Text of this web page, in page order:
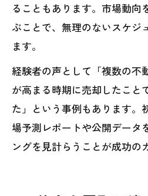
ることもあります。市場動向
ぶことで、無理のないスケジ
ます。
経験者の声として「複数の不
が高まる時期に売却したこと
た」という事例もあります。
場予測レポートや公開データ
ングを見計らうことが成功の